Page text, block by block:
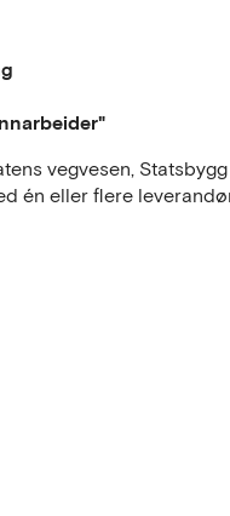
vegvesen,
én eller flere
av Cautus Geo,